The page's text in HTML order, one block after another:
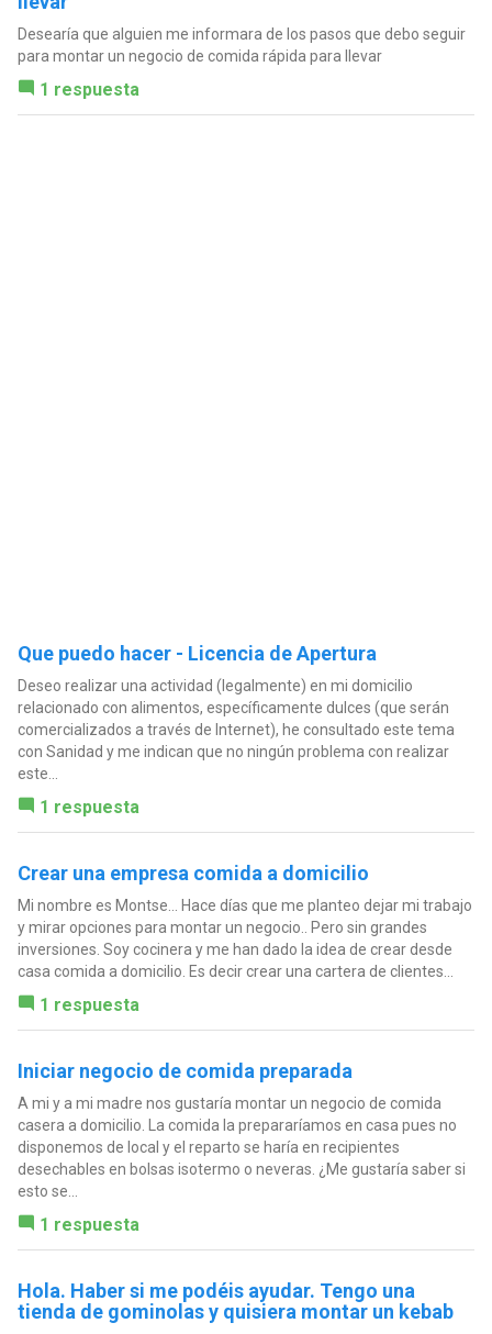
Desearía que alguien me informara de los pasos que debo seguir
para montar un negocio de comida rápida para llevar
1 respuesta
Que puedo hacer - Licencia de Apertura
Deseo realizar una actividad (legalmente) en mi domicilio
relacionado con alimentos, específicamente dulces (que serán
comercializados a través de Internet), he consultado este tema
con Sanidad y me indican que no ningún problema con realizar
este...
1 respuesta
Crear una empresa comida a domicilio
Mi nombre es Montse... Hace días que me planteo dejar mi trabajo
y mirar opciones para montar un negocio.. Pero sin grandes
inversiones. Soy cocinera y me han dado la idea de crear desde
casa comida a domicilio. Es decir crear una cartera de clientes...
1 respuesta
Iniciar negocio de comida preparada
A mi y a mi madre nos gustaría montar un negocio de comida
casera a domicilio. La comida la prepararíamos en casa pues no
disponemos de local y el reparto se haría en recipientes
desechables en bolsas isotermo o neveras. ¿Me gustaría saber si
esto se...
1 respuesta
Hola. Haber si me podéis ayudar. Tengo una
tienda de gominolas y quisiera montar un kebab